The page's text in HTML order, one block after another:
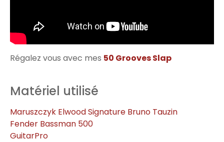
Régalez vous avec mes 50 Grooves Slap
Matériel utilisé
Maruszczyk Elwood Signature Bruno Tauzin
Fender Bassman 500
GuitarPro